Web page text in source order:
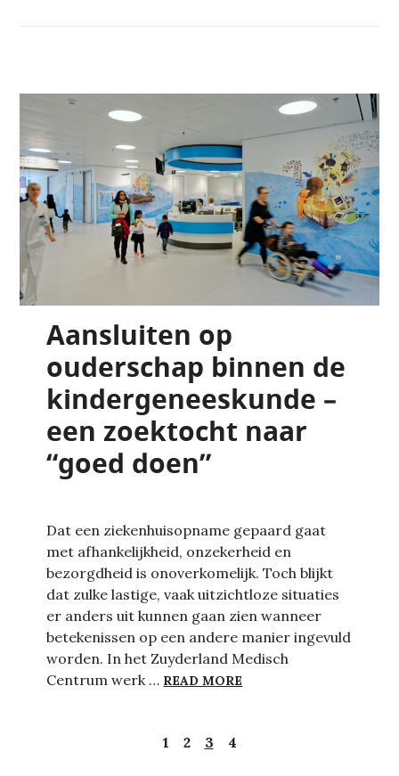
Aansluiten op
ouderschap binnen de
kindergeneeskunde –
een zoektocht naar
“goed doen”
Dat een ziekenhuisopname gepaard gaat
met afhankelijkheid, onzekerheid en
bezorgdheid is onoverkomelijk. Toch blijkt
dat zulke lastige, vaak uitzichtloze situaties
er anders uit kunnen gaan zien wanneer
betekenissen op een andere manier ingevuld
worden. In het Zuyderland Medisch
Centrum werk … READ MORE
1 2 3 4